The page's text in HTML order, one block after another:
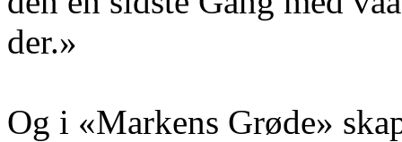
der.»
Og i «Markens Grøde»